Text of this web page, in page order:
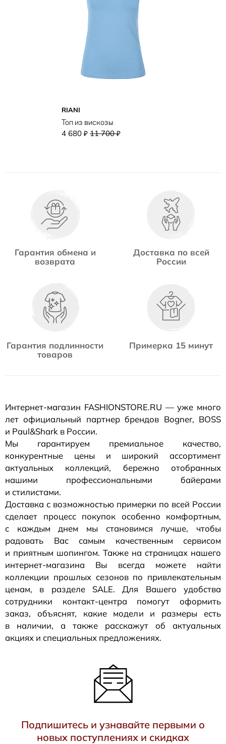
RIANI
Топ из вискозы
4 680 ₽ 11 700₽
Гарантия обмена и
возврата
Доставка по всей
России
Гарантия подлинности
товаров
Примерка 15 минут
Интернет-магазин FASHIONSTORE.RU — уже много
лет официальный партнер брендов Bogner, BOSS
и Paul&Shark в России.
Мы гарантируем премиальное качество,
конкурентные цены и широкий ассортимент
актуальных коллекций, бережно отобранных
нашими профессиональными байерами
и стилистами.
Доставка с возможностью примерки по всей России
сделает процесс покупок особенно комфортным,
с каждым днем мы становимся лучше, чтобы
радовать Вас самым качественным сервисом
и приятным шопингом. Также на страницах нашего
интернет-магазина Вы всегда можете найти
коллекции прошлых сезонов по привлекательным
ценам, в разделе SALE. Для Вашего удобства
сотрудники контакт-центра помогут оформить
заказ, объяснят, какие модели и размеры есть
в наличии, а также расскажут об актуальных
акциях и специальных предложениях.
Подпишитесь и узнавайте первыми о
новых поступлениях и скидках